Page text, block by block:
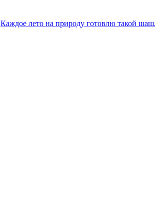
Каждое лето на природу готовлю такой